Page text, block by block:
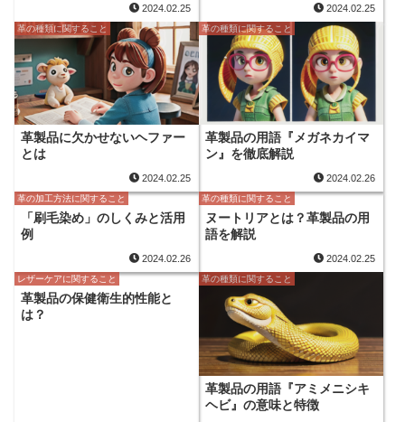
2024.02.25 2024.02.25
革の種類に関すること
革製品に欠かせないヘファー
とは
2024.02.25
革の種類に関すること
革製品の用語『メガネカイマ
ン』を徹底解説
2024.02.26
革の加工方法に関すること
「刷毛染め」のしくみと活用
例
2024.02.26
革の種類に関すること
ヌートリアとは？革製品の用
語を解説
2024.02.25
レザーケアに関すること
革製品の保健衛生的性能と
は？
革の種類に関すること
革製品の用語『アミメニシキ
ヘビ』の意味と特徴